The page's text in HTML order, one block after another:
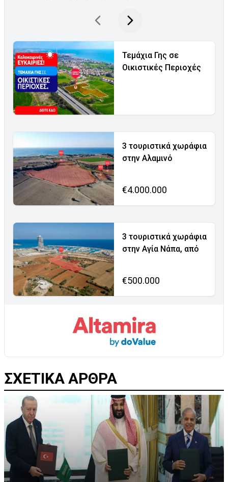
Τεμάχια Γης σε
Οικιστικές Περιοχές
3 τουριστικά χωράφια
στην Αλαμινό
€4.000.000
3 τουριστικά χωράφια
στην Αγία Νάπα, από
€500.000
ΣΧΕΤΙΚΑ ΑΡΘΡΑ